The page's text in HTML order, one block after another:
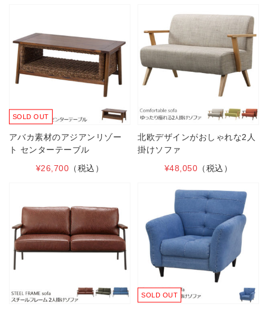
SOLD OUT
アバカ素材のアジアンリゾー
ト センターテーブル
¥26,700 （税込）
北欧デザインがおしゃれな2人
掛けソファ
¥48,050 （税込）
SOLD OUT